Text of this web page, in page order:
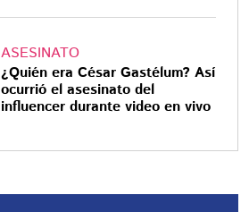
ASESINATO
¿Quién era César Gastélum? Así
ocurrió el asesinato del
influencer durante video en vivo